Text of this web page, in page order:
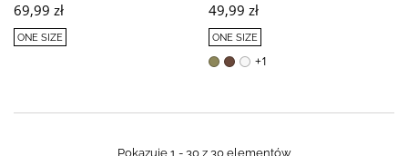
69,99 zł
ONE SIZE
49,99 zł
ONE SIZE
+1
Pokazuje 1 - 30 z 30 elementów